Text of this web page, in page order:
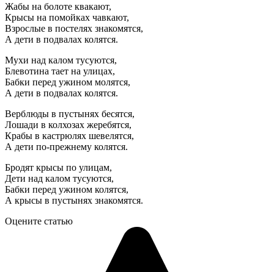
Жабы на болоте квакают,
Крысы на помойках чавкают,
Взрослые в постелях знакомятся,
А дети в подвалах колятся.
Мухи над калом тусуются,
Блевотина тает на улицах,
Бабки перед ужином молятся,
А дети в подвалах колятся.
Верблюды в пустынях бесятся,
Лошади в колхозах жеребятся,
Крабы в кастрюлях шевелятся,
А дети по-прежнему колятся.
Бродят крысы по улицам,
Дети над калом тусуются,
Бабки перед ужином колятся,
А крысы в пустынях знакомятся.
Оцените статью